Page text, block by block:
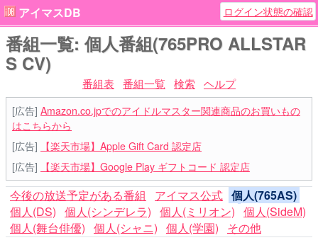
アイマスDB ログイン状態の確認
番組一覧: 個人番組(765PRO ALLSTAR
S CV)
番組表 番組一覧 検索 ヘルプ
[広告] Amazon.co.jpでのアイドルマスター関連商品のお買いもの
はこちらから
[広告]
【楽天市場】Apple Gift Card 認定店
[広告]
【楽天市場】Google Play ギフトコード 認定店
今後の放送予定がある番組 アイマス公式 個人(765AS)
個人(DS) 個人(シンデレラ) 個人(ミリオン) 個人(SideM)
個人(舞台俳優) 個人(シャニ) 個人(学園)
その他